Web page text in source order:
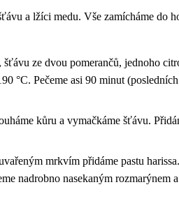
a lžíci medu. Vše zamícháme do
ze dvou pomerančů, jednoho
°C. Pečeme asi 90 minut
kůru a vymačkáme šťávu.
mrkvím přidáme pastu
nadrobno nasekaným rozmarýnem